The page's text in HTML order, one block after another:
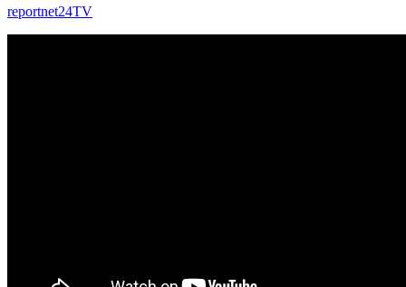
reportnet24TV